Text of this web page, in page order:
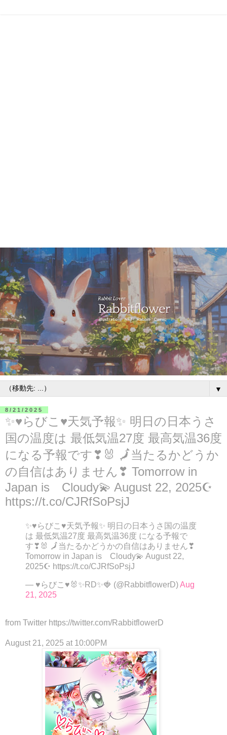
▼
8/21/2025
✨♥らびこ♥天気予報✨ 明日の日本うさ
国の温度は 最低気温27度 最高気温36度
になる予報です❣🐰 🗾当たるかどうか
の自信はありません❣ Tomorrow in
Japan is Cloudy💫 August 22, 2025☪
https://t.co/CJRfSoPsjJ
✨♥らびこ♥天気予報✨ 明日の日本うさ国の温度
は 最低気温27度 最高気温36度 になる予報で
す❣🐰 🗾当たるかどうかの自信はありません❣
Tomorrow in Japan is Cloudy💫 August 22,
2025☪ https://t.co/CJRfSoPsjJ
— ♥らびこ♥🐰✨RD✨🍓 (@RabbitflowerD)Aug
21, 2025
from Twitter https://twitter.com/RabbitflowerD
August 21, 2025 at 10:00PM